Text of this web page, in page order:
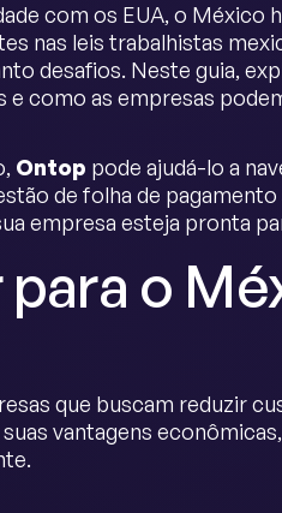
com os EUA, o
nas leis trabalhistas
desafios. Neste guia,
como as empresas
Ontop pode ajudá-lo a
de folha de
empresa esteja pronta
o
que buscam reduzir
vantagens